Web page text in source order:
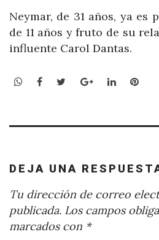
Neymar, de 31 años, ya es
de 11 años y fruto de su
influente Carol Dantas.
WhatsApp
Facebook
TwitterGoogle+LinkedIn
DEJA UNA
Tu dirección de correo
publicada. Los campos
marcados con *